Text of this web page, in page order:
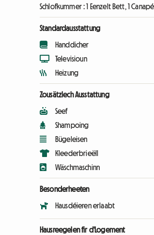
Schlofkummer :1 Eenzelt Bett, 1
Standardausstattung
Handdicher
Televisioun
Heizung
Zousätzlech Ausstattung
Seef
Shampoing
Bügeleisen
Kleederbrieëll
Wäschmaschinn
Besonderheeten
Hausdéieren erlaabt
Hausreegelen fir d'Logement